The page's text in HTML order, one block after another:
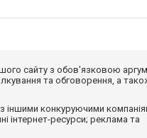
сайту з обов'язковою
та обговорення, а
іншими конкуруючими
інтернет-ресурси; реклама та